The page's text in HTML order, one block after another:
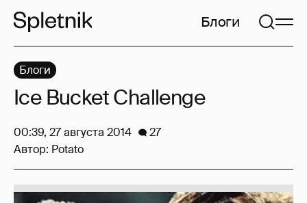
Блоги
Блоги
Ice Bucket Challenge
00:39, 27 августа 2014
27
Автор: Potato